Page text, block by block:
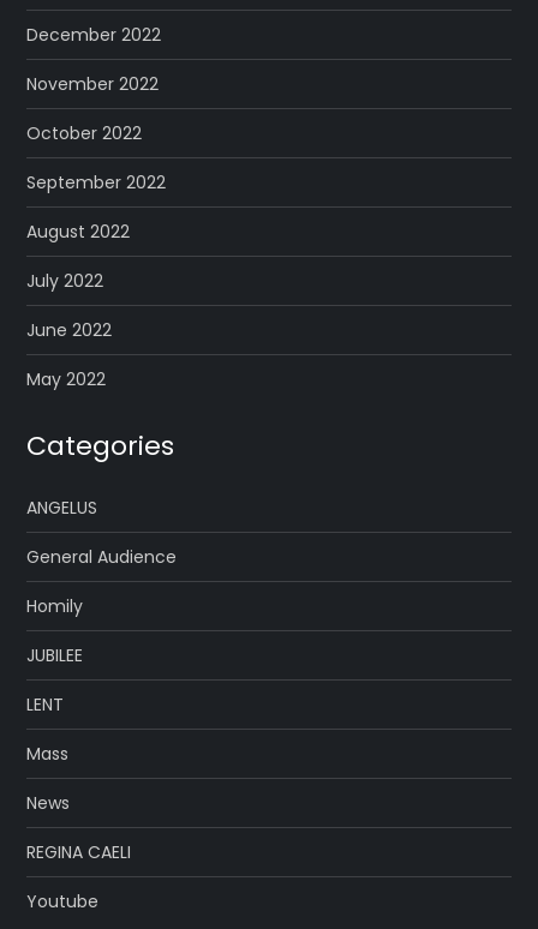
December 2022
November 2022
October 2022
September 2022
August 2022
July 2022
June 2022
May 2022
Categories
ANGELUS
General Audience
Homily
JUBILEE
LENT
Mass
News
REGINA CAELI
Youtube